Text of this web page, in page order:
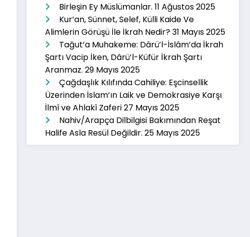
Birleşin Ey Müslümanlar. 11 Ağustos 2025
Kur’an, Sünnet, Selef, Külli Kaide Ve
Alimlerin Görüşü İle İkrah Nedir?31 Mayıs 2025
Tağut’a Muhakeme: Dârü’l-İslâm’da İkrah
Şartı Vacip İken, Dârü’l-Küfür İkrah Şartı
Aranmaz. 29 Mayıs 2025
Çağdaşlık Kılıfında Cahiliye: Eşcinsellik
Üzerinden İslam’ın Laik ve Demokrasiye Karşı
İlmî ve Ahlakî Zaferi27 Mayıs 2025
Nahiv/Arapça Dilbilgisi Bakımından Reşat
Halife Asla Resül Değildir. 25 Mayıs 2025